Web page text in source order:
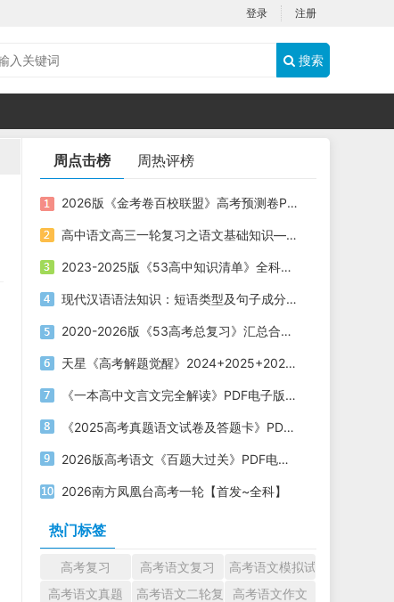
登录 注册
搜索
周点击榜 周热评榜
2026版《金考卷百校联盟》高考预测卷PDF电子版下载
高中语文高三一轮复习之语文基础知识——短语类型+课件（20张PPT）
2023-2025版《53高中知识清单》全科电子版下载
现代汉语语法知识：短语类型及句子成分划分课件（共19张PPT）
2020-2026版《53高考总复习》汇总合集五年高考三年模拟电子版下载
天星《高考解题觉醒》2024+2025+2026版 电子版下载打印
《一本高中文言文完全解读》PDF电子版下载
《2025高考真题语文试卷及答题卡》PDF电子版下载
2026版高考语文《百题大过关》PDF电子版下载
2026南方凤凰台高考一轮【首发~全科】
热门标签
高考复习 高考语文复习
高考语文模拟试题
高考语文真题
高考语文二轮复习高考语文作文